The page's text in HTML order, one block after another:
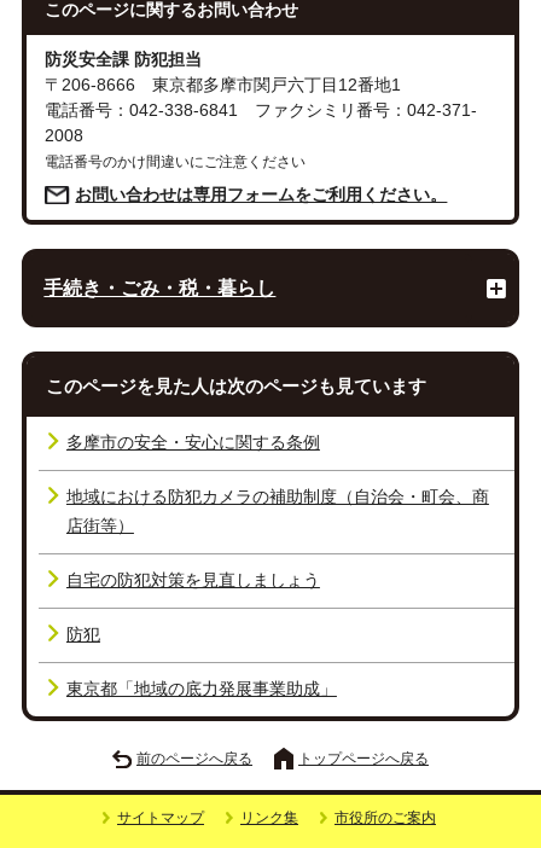
このページに関するお問い合わせ
防災安全課 防犯担当
〒206-8666 東京都多摩市関戸六丁目12番地1
電話番号：042-338-6841 ファクシミリ番号：042-371-
2008
電話番号のかけ間違いにご注意ください
お問い合わせは専用フォームをご利用ください。
手続き・ごみ・税・暮らし
このページを見た人は次のページも見ています
多摩市の安全・安心に関する条例
地域における防犯カメラの補助制度（自治会・町会、商
店街等）
自宅の防犯対策を見直しましょう
防犯
東京都「地域の底力発展事業助成」
前のページへ戻る トップページへ戻る
サイトマップ リンク集 市役所のご案内